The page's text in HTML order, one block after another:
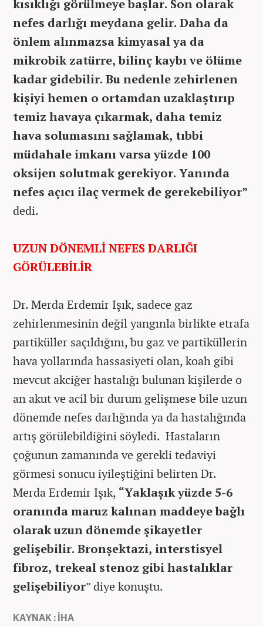
kısıklığı görülmeye başlar. Son olarak
nefes darlığı meydana gelir. Daha da
önlem alınmazsa kimyasal ya da
mikrobik zatürre, bilinç kaybı ve ölüme
kadar gidebilir. Bu nedenle zehirlenen
kişiyi hemen o ortamdan uzaklaştırıp
temiz havaya çıkarmak, daha temiz
hava solumasını sağlamak, tıbbi
müdahale imkanı varsa yüzde 100
oksijen solutmak gerekiyor. Yanında
nefes açıcı ilaç vermek de gerekebiliyor”
dedi.
UZUN DÖNEMLİ NEFES DARLIĞI
GÖRÜLEBİLİR
Dr. Merda Erdemir Işık, sadece gaz
zehirlenmesinin değil yangınla birlikte etrafa
partiküller saçıldığını, bu gaz ve partiküllerin
hava yollarında hassasiyeti olan, koah gibi
mevcut akciğer hastalığı bulunan kişilerde o
an akut ve acil bir durum gelişmese bile uzun
dönemde nefes darlığında ya da hastalığında
artış görülebildiğini söyledi. Hastaların
çoğunun zamanında ve gerekli tedaviyi
görmesi sonucu iyileştiğini belirten Dr.
Merda Erdemir Işık, “Yaklaşık yüzde 5-6
oranında maruz kalınan maddeye bağlı
olarak uzun dönemde şikayetler
gelişebilir. Bronşektazi, interstisyel
fibroz, trekeal stenoz gibi hastalıklar
gelişebiliyor” diye konuştu.
KAYNAK : İHA